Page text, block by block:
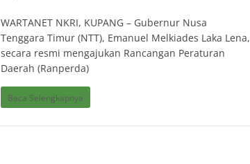
WARTANET NKRI, KUPANG – Gubernur Nusa
Tenggara Timur (NTT), Emanuel Melkiades Laka Lena,
secara resmi mengajukan Rancangan Peraturan
Daerah (Ranperda)
Baca Selengkapnya